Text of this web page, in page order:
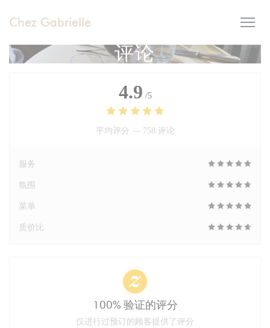
Chez Gabrielle
评论
4.9 /5
平均评分 — 758 评论
服务
氛围
菜单
质价比
100% 验证的评分
仅进行过预订的顾客提供了评分